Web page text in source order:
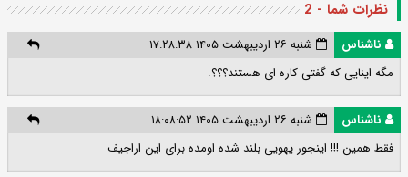
نظرات شما - 2
ناشناس
شنبه ۲۶ اردیبهشت ۱۴۰۵ ۱۷:۲۸:۳۸
مگه اینایی که گفتی کاره ای هستند؟؟؟.
ناشناس
شنبه ۲۶ اردیبهشت ۱۴۰۵ ۱۸:۰۸:۵۲
فقط همین !!! اینجور یهویی بلند شده اومده برای این اراجیف